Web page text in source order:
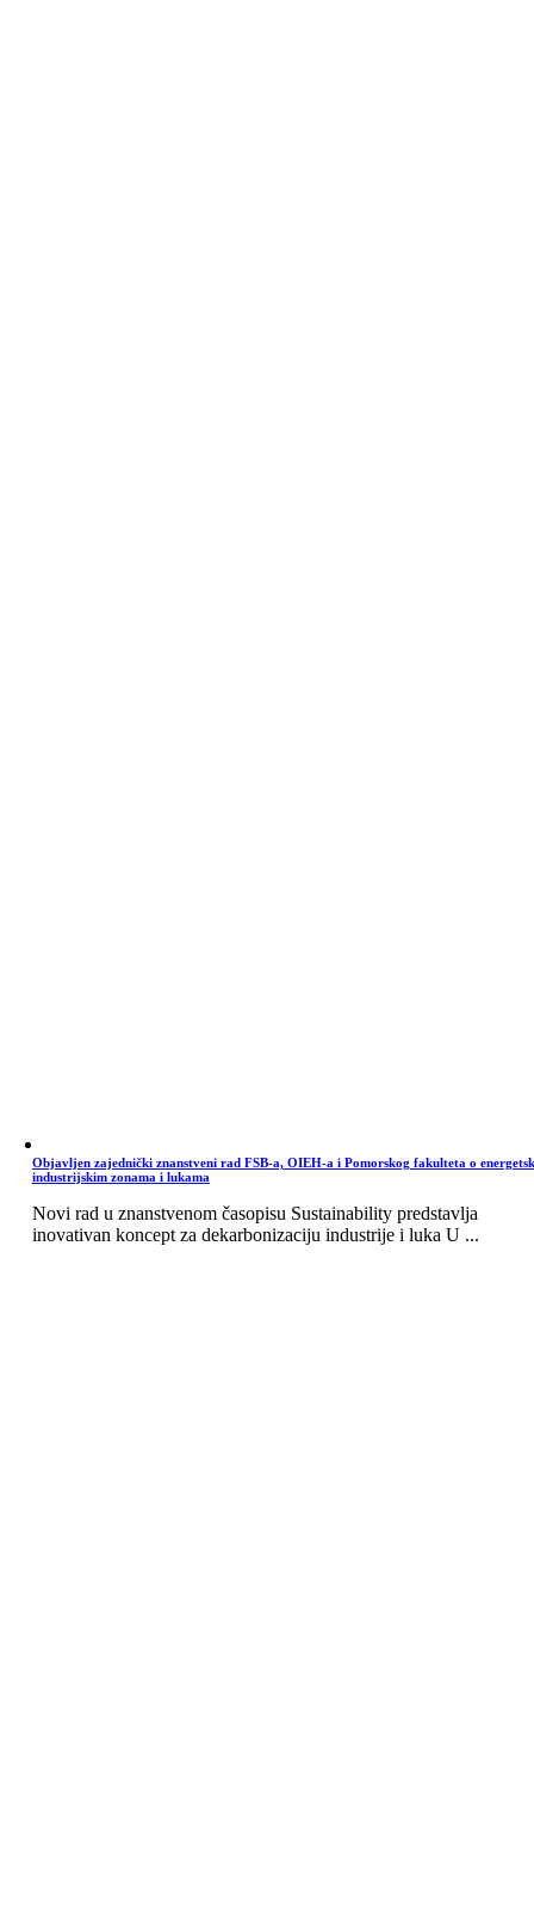
Objavljen zajednički znanstveni rad FSB-a, OIEH-a i Pomorskog fakulteta o
industrijskim zonama i lukama
Novi rad u znanstvenom časopisu Sustainability predstavlja
inovativan koncept za dekarbonizaciju industrije i luka U ...